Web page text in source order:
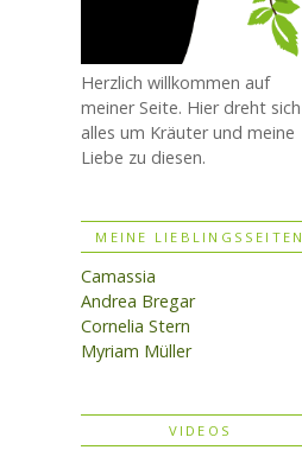
Herzlich willkommen auf
meiner Seite. Hier dreht sich
alles um Kräuter und meine
Liebe zu diesen.
MEINE LIEBLINGSSEITEN
Camassia
Andrea Bregar
Cornelia Stern
Myriam Müller
VIDEOS